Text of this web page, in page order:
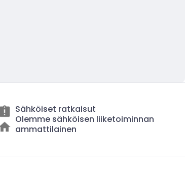
Sähköiset ratkaisut
Olemme sähköisen liiketoiminnan
ammattilainen